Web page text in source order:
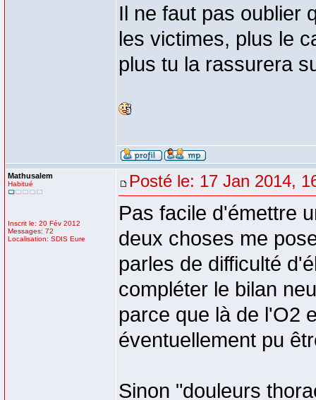
Il ne faut pas oublier
les victimes, plus le
plus tu la rassurera
Mathusalem
Habitué
Inscrit le: 20 Fév 2012
Messages: 72
Localisation: SDIS Eure
Posté le: 17 Jan 2014,
Pas facile d'émettre
deux choses me
parles de difficulté
compléter le bilan
parce que là de l'O2
éventuellement pu
Sinon "douleurs